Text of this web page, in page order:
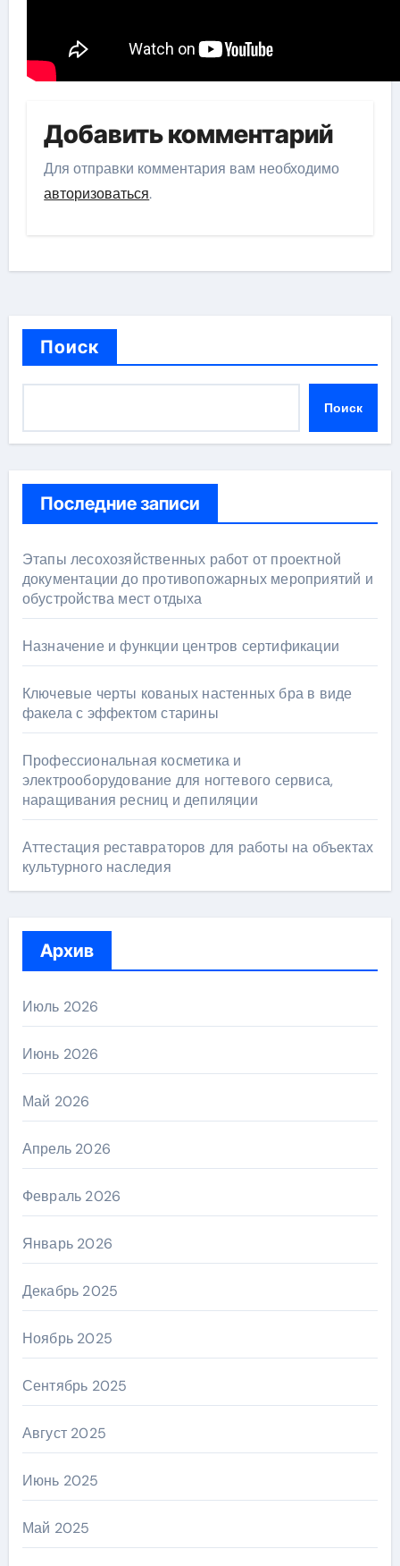
Добавить комментарий
Для отправки комментария вам необходимо
авторизоваться.
Поиск
Поиск
Последние записи
Этапы лесохозяйственных работ от проектной
документации до противопожарных мероприятий и
обустройства мест отдыха
Назначение и функции центров сертификации
Ключевые черты кованых настенных бра в виде
факела с эффектом старины
Профессиональная косметика и
электрооборудование для ногтевого сервиса,
наращивания ресниц и депиляции
Аттестация реставраторов для работы на объектах
культурного наследия
Архив
Июль 2026
Июнь 2026
Май 2026
Апрель 2026
Февраль 2026
Январь 2026
Декабрь 2025
Ноябрь 2025
Сентябрь 2025
Август 2025
Июнь 2025
Май 2025